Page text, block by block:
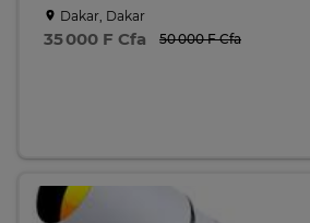
Dakar, Dakar
35 000 F Cfa 50 000 F Cfa